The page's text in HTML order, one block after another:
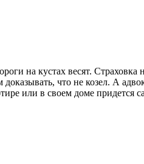
на кустах весят.
доказывать, что не козел. А
или в своем доме придется